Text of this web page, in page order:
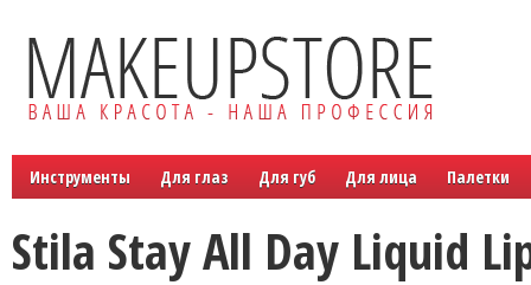
Инструменты Для глаз Для губ Для лица Палетки
Stila Stay All Day Liquid